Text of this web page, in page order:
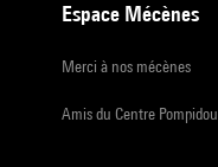
Espace Mécènes
Merci à nos mécènes
Amis du Centre Pompidou